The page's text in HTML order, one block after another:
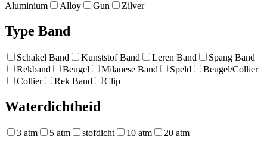
Aluminium
Alloy Gun Zilver
Type Band
Schakel Band Kunststof Band Leren Band
Spang Band
Rekband
Beugel Milanese Band Speld
Beugel/Collier
Collier
Rek Band Clip
Waterdichtheid
3 atm 5 atm stofdicht 10 atm 20 atm